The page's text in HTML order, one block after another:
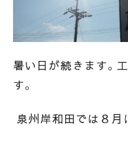
暑い日が続きます。
す。
泉州岸和田では ８月